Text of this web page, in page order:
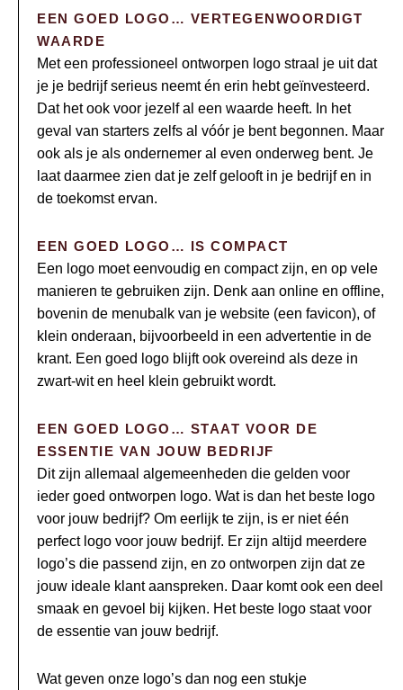
EEN GOED LOGO… VERTEGENWOORDIGT
WAARDE
Met een professioneel ontworpen logo straal je uit dat
je je bedrijf serieus neemt én erin hebt geïnvesteerd.
Dat het ook voor jezelf al een waarde heeft. In het
geval van starters zelfs al vóór je bent begonnen. Maar
ook als je als ondernemer al even onderweg bent. Je
laat daarmee zien dat je zelf gelooft in je bedrijf en in
de toekomst ervan.
EEN GOED LOGO… IS COMPACT
Een logo moet eenvoudig en compact zijn, en op vele
manieren te gebruiken zijn. Denk aan online en offline,
bovenin de menubalk van je website (een favicon), of
klein onderaan, bijvoorbeeld in een advertentie in de
krant. Een goed logo blijft ook overeind als deze in
zwart-wit en heel klein gebruikt wordt.
EEN GOED LOGO… STAAT VOOR DE
ESSENTIE VAN JOUW BEDRIJF
Dit zijn allemaal algemeenheden die gelden voor
ieder goed ontworpen logo. Wat is dan het beste logo
voor jouw bedrijf? Om eerlijk te zijn, is er niet één
perfect logo voor jouw bedrijf. Er zijn altijd meerdere
logo’s die passend zijn, en zo ontworpen zijn dat ze
jouw ideale klant aanspreken. Daar komt ook een deel
smaak en gevoel bij kijken. Het beste logo staat voor
de essentie van jouw bedrijf.
Wat geven onze logo’s dan nog een stukje